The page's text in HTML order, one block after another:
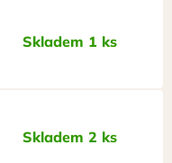
Skladem 1 ks
Skladem 2 ks